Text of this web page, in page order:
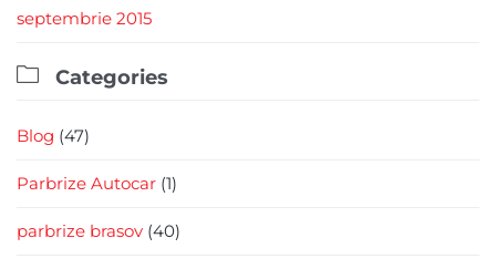
septembrie 2015
 Categories
Blog (47)
Parbrize Autocar (1)
parbrize brasov (40)